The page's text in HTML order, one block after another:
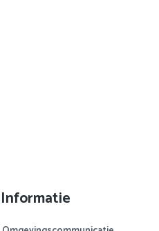
Informatie